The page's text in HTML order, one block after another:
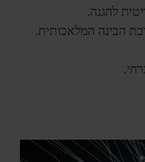
להגנה.
הבינה המלאכותית.